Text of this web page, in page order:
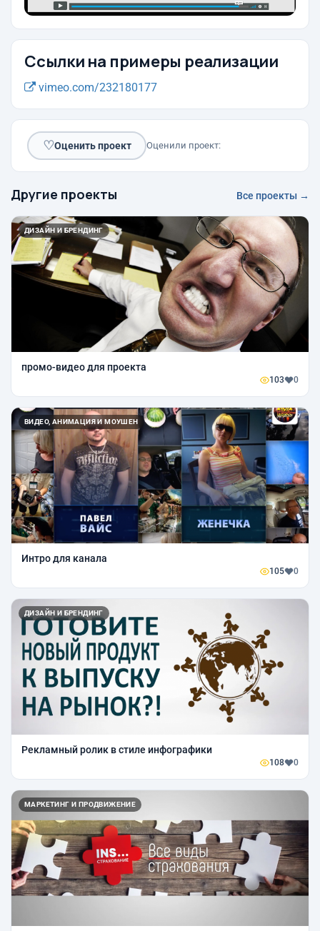
Ссылки на примеры реализации
vimeo.com/232180177
♡Оценить проект Оценили проект:
Другие проекты Все проекты →
ДИЗАЙН И БРЕНДИНГ
промо-видео для проекта
103 0
ВИДЕО, АНИМАЦИЯ И МОУШЕН
Интро для канала
105 0
ДИЗАЙН И БРЕНДИНГ
Рекламный ролик в стиле инфографики
108 0
МАРКЕТИНГ И ПРОДВИЖЕНИЕ